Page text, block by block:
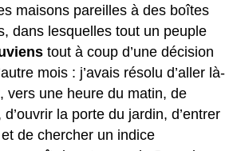
maisons pareilles à des boîtes
dans lesquelles tout un peuple
tout à coup d’une décision
mois : j’avais résolu d’aller là-
vers une heure du matin, de
d’ouvrir la porte du jardin, d’entrer
de chercher un indice